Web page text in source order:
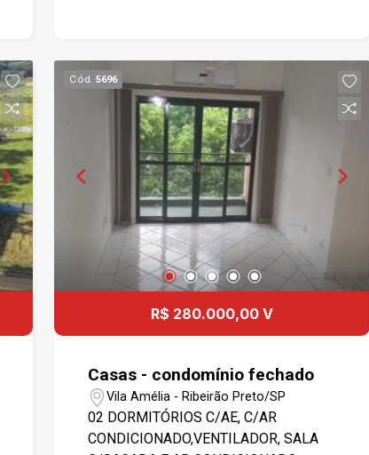
Cód. 5696
R$ 280.000,00 V
Casas - condomínio fechado
Vila Amélia - Ribeirão Preto/SP
02 DORMITÓRIOS C/AE, C/AR
CONDICIONADO,VENTILADOR, SALA